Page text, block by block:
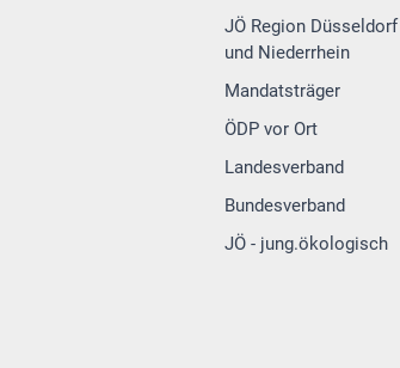
JÖ Region Düsseldorf
und Niederrhein
Mandatsträger
ÖDP vor Ort
Landesverband
Bundesverband
JÖ - jung.ökologisch